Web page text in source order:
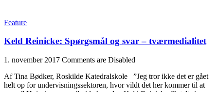
Feature
Keld Reinicke: Spørgsmål og svar – tværmedialitet
1. november 2017 Comments are Disabled
Af Tina Bødker, Roskilde Katedralskole ”Jeg tror ikke det er gået
helt op for undervisningssektoren, hvor vildt det her kommer til at